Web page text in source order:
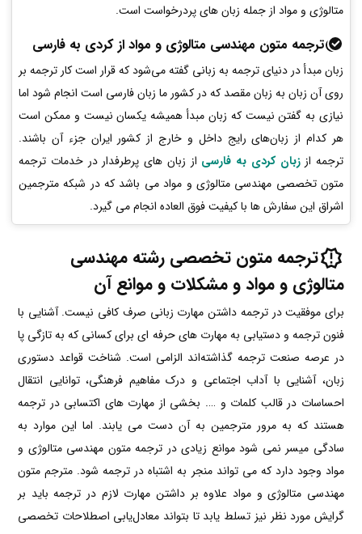
متالوژی و مواد از جمله زبان های پردرخواست است.
ترجمه متون مهندسی متالوژی و مواد از کردی به فارسی
زبان مبدأ در دنیای ترجمه به زبانی گفته می‌شود که قرار است کار ترجمه بر
روی آن زبان به زبان مقصد که در کشور ما زبان فارسی است انجام شود اما
نیازی به گفتن نیست که زبان مبدأ همیشه یکسان نیست و ممکن است
هر کدام از زبان‌های رایج داخل و خارج از کشور ایران جزء آن باشند.
ترجمه اززبان کردی به فارسی از زبان های پرطرفدار در خدمات ترجمه
متون تخصصی مهندسی متالوژی و مواد می باشد که در شبکه مترجمین
اشراق این سفارش ها با کیفیت فوق العاده انجام می گیرد.
ترجمه متون تخصصی رشته مهندسی
متالوژی و مواد و مشکلات و موانع آن
برای موفقیت در ترجمه داشتن مهارت زبانی صرف کافی نیست. آشنایی با
فنون ترجمه و دستیابی به مهارت های حرفه ای برای کسانی که به تازگی پا
در عرصه صنعت ترجمه گذاشته‌اند الزامی است. شناخت قواعد دستوری
زبان، آشنایی با آداب اجتماعی و درک مفاهیم فرهنگی، توانایی انتقال
احساسات در قالب کلمات و …. بخشی از مهارت های اکتسابی در ترجمه
هستند که به مرور مترجمین به آن دست می یابند. اما این موارد به
سادگی میسر نمی شود موانع زیادی در ترجمه متون مهندسی متالوژی و
مواد وجود دارد که می تواند منجر به اشتباه در ترجمه شود. مترجم متون
مهندسی متالوژی و مواد علاوه بر داشتن مهارت لازم در ترجمه باید بر
گرایش مورد نظر نیز تسلط یابد تا بتواند معادل‌یابی اصطلاحات تخصصی